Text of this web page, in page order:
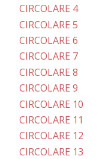
CIRCOLARE 4
CIRCOLARE 5
CIRCOLARE 6
CIRCOLARE 7
CIRCOLARE 8
CIRCOLARE 9
CIRCOLARE 10
CIRCOLARE 11
CIRCOLARE 12
CIRCOLARE 13